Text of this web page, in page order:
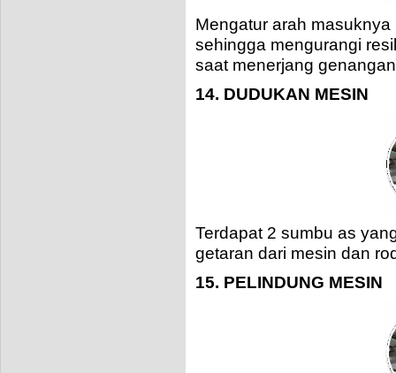
Mengatur arah
sehingga mengurangi
saat menerjang
14. DUDUKAN MESIN
Terdapat 2 sumbu as
getaran dari mesin dan
15. PELINDUNG MESIN